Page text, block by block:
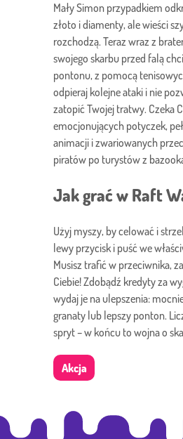
Mały Simon przypadkiem
złoto i diamenty, ale wieści
rozchodzą. Teraz wraz z
swojego skarbu przed falą
pontonu, z pomocą
odpieraj kolejne ataki i nie
zatopić Twojej tratwy. Czeka
emocjonujących potyczek,
animacji i zwariowanych
piratów po turystów z
Jak grać w Raft
Użyj myszy, by celować i
lewy przycisk i puść we
Musisz trafić w przeciwnika,
Ciebie! Zdobądź kredyty za
wydaj je na ulepszenia:
granaty lub lepszy ponton.
spryt – w końcu to wojna o
Akcja